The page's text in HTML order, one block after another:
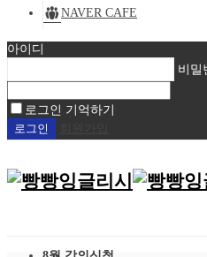
NAVER CAFE
아이디
비밀
로그인 기억하기